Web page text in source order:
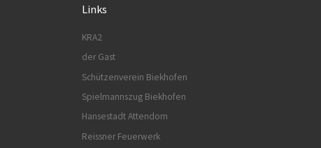
Links
KRA2
der Gast
Schützenverein Biekhofen
Spielmannszug Biekhofen
Hansestadt Attendorn
Reissner Feuerwerk